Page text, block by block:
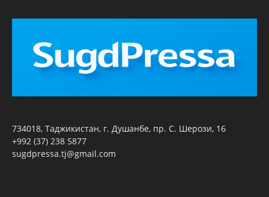
734018, Таджикистан, г. Душанбе, пр. С. Шерози, 16
+992 (37) 238 5877
sugdpressa.tj@gmail.com